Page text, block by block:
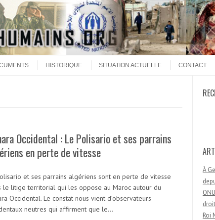
HISTORIQUE SITUATION ACTUELLE CONTACT
Occidental : Le Polisario et ses parrains
en perte de vitesse
et ses parrains algériens sont en perte de vitesse
le litige territorial qui les oppose au Maroc autour du
Occidental. Le constat nous vient d’observateurs
neutres qui affirment que le…
À
Roi